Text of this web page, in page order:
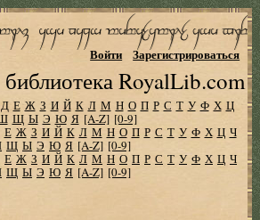
RoyalLib.com
Войти Зарегистрироваться
Д Е Ж З И Й К Л М Н О П Р С Т У Ф Х Ц
Щ Ы Э Ю Я [A-Z] [0-9]
Е Ж З И Й К Л М Н О П Р С Т У Ф Х Ц Ч
Щ Ы Э Ю Я [A-Z] [0-9]
Е Ж З И Й К Л М Н О П Р С Т У Ф Х Ц Ч
Щ Ы Э Ю Я [A-Z] [0-9]